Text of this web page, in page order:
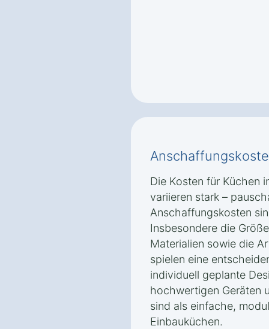
Die Kosten für Küchen
variieren stark –
Anschaffungskosten
Insbesondere die
Materialien sowie die
spielen eine
individuell geplante
hochwertigen Geräten
sind als einfache,
Einbauküchen.